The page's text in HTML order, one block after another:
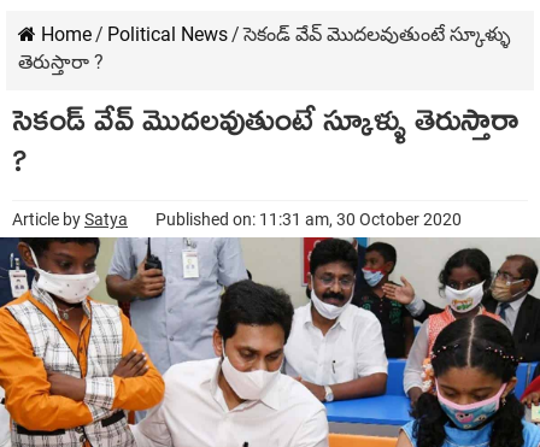
Home/ Political News/ సెకండ్ వేవ్ మొదలవుతుంటే స్కూళ్ళు
తెరుస్తారా ?
సెకండ్ వేవ్ మొదలవుతుంటే స్కూళ్ళు తెరుస్తారా
?
Article bySatya Published on: 11:31 am, 30 October 2020